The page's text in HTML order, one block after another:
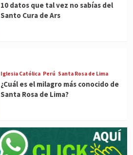
10 datos que tal vez no sabías del
Santo Cura de Ars
Iglesia Católica Perú Santa Rosa de Lima
¿Cuál es el milagro más conocido de
Santa Rosa de Lima?